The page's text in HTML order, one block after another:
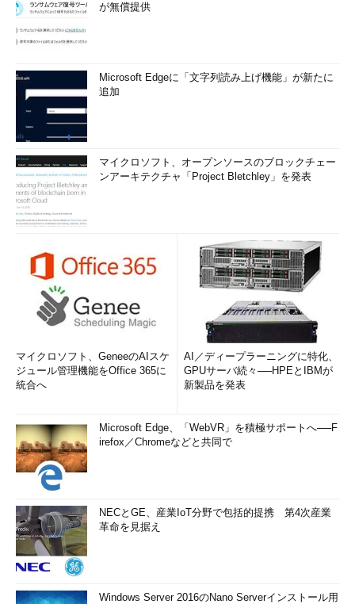
が無償提供
Microsoft Edgeに「文字列読み上げ機能」が新たに
追加
マイクロソフト、オープンソースのブロックチェー
ンアーキテクチャ「Project Bletchley」を発表
マイクロソフト、GeneeのAIスケ
ジュール管理機能をOffice 365に
統合へ
AI／ディープラーニングに特化、
GPUサーバ続々──HPEとIBMが
新製品を発表
Microsoft Edge、「WebVR」を積極サポートへ──F
irefox／Chromeなどと共同で
NECとGE、産業IoT分野で包括的提携 第4次産業
革命を見据え
Windows Server 2016のNano Serverインストール用